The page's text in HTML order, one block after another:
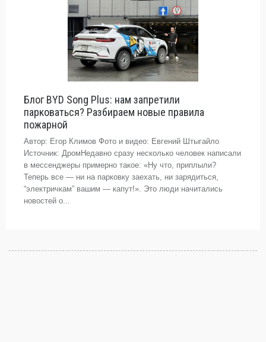
Блог BYD Song Plus: нам запретили
парковаться? Разбираем новые правила
пожарной
Автор: Егор Климов Фото и видео: Евгений Штыгайло
Источник: ДромНедавно сразу несколько человек написали
в мессенджеры примерно такое: «Ну что, приплыли?
Теперь все — ни на парковку заехать, ни зарядиться,
“электричкам” вашим — капут!». Это люди начитались
новостей о...